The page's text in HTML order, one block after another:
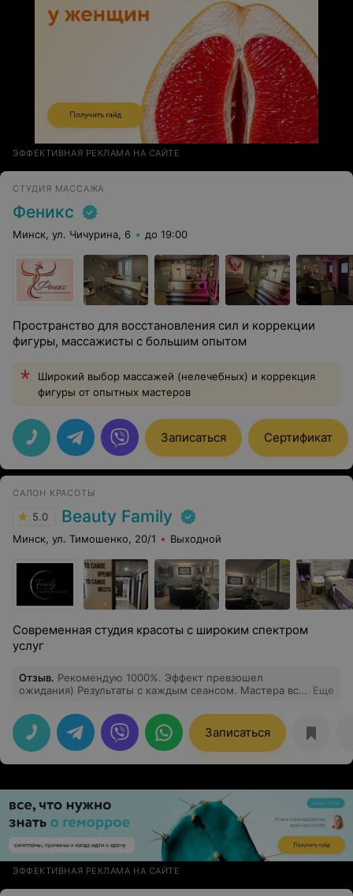
ЭФФЕКТИВНАЯ РЕКЛАМА НА САЙТЕ
СТУДИЯ МАССАЖА
Феникс
Минск, ул. Чичурина, 6 до 19:00
Пространство для восстановления сил и коррекции
фигуры, массажисты с большим опытом
Широкий выбор массажей (нелечебных) и коррекция
фигуры от опытных мастеров
Записаться Сертификат
САЛОН КРАСОТЫ
5.0 Beauty Family
Минск, ул. Тимошенко, 20/1 Выходной
Современная студия красоты с широким спектром
услуг
Отзыв. Рекомендую 1000%. Эффект превзошел
ожидания) Результаты с каждым сеансом. Мастера все
что массаж толковый и не на отвали, как говорится, а
это крайне немаловажно. Во время процедуры
мастера не отвлекаются. Максимально ответственный
подход к каждому клиенту. Так же идеальная
атмосфера уюта чистоты и отдыха.
Еще
Записаться
ЭФФЕКТИВНАЯ РЕКЛАМА НА САЙТЕ